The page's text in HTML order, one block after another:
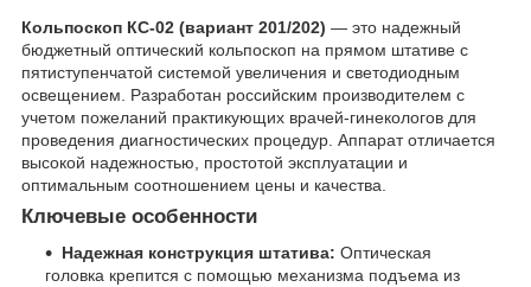
Кольпоскоп КС-02 (вариант 201/202) — это надежный
бюджетный оптический кольпоскоп на прямом штативе с
пятиступенчатой системой увеличения и светодиодным
освещением. Разработан российским производителем с
учетом пожеланий практикующих врачей-гинекологов для
проведения диагностических процедур. Аппарат отличается
высокой надежностью, простотой эксплуатации и
оптимальным соотношением цены и качества.
Ключевые особенности
Надежная конструкция штатива: Оптическая
головка крепится с помощью механизма подъема из